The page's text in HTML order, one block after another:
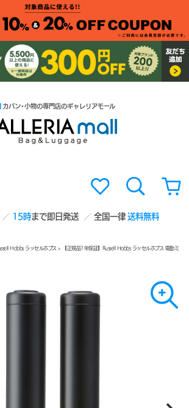
15時まで即日発送 全国一律送料無料
カバン・小物の専門店のギャレリアモール
Hobbs ラッセルホブス > 【正規品1年保証】Russell Hobbs ラッセルホブス 電動ミ